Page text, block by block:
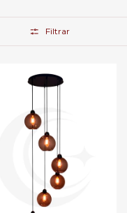
Filtrar